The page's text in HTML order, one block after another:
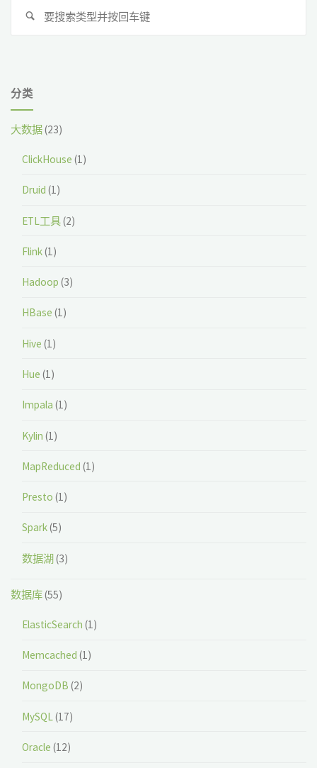
搜
分类
大数据(23)
ClickHouse (1)
Druid (1)
ETL工具(2)
Flink(1)
Hadoop (3)
HBase (1)
Hive (1)
Hue (1)
Impala (1)
Kylin (1)
MapReduced (1)
Presto (1)
Spark(5)
数据湖(3)
数据库(55)
ElasticSearch (1)
Memcached (1)
MongoDB (2)
MySQL (17)
Oracle (12)